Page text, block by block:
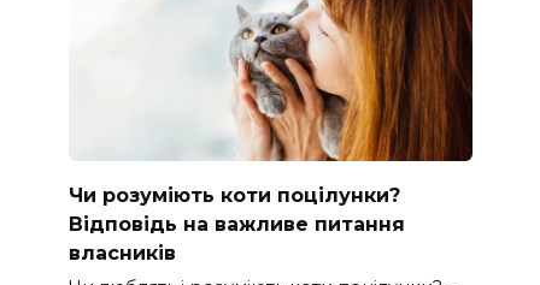
Чи розуміють коти поцілунки?
Відповідь на важливе питання
власників